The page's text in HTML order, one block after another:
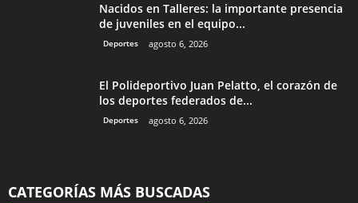
Nacidos en Talleres: la importante presencia
de juveniles en el equipo...
Deportes agosto 6, 2026
El Polideportivo Juan Pelatto, el corazón de
los deportes federados de...
Deportes agosto 6, 2026
CATEGORÍAS MÁS BUSCADAS